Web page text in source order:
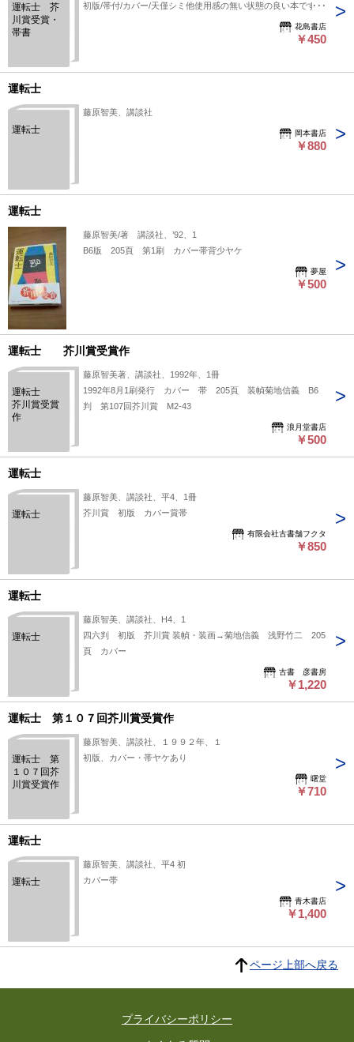
運転士 芥
川賞受賞・
帯書
初版/帯付/カバー/天僅シミ他使用感の無い状態の良い本です。
花島書店
￥450
運転士
運転士
藤原智美、講談社
岡本書店
￥880
運転士
藤原智美/著 講談社、’92、1
B6版 205頁 第1刷 カバー帯背少ヤケ
夢屋
￥500
運転士 芥川賞受賞作
運転士
芥川賞受賞
作
藤原智美著、講談社、1992年、1冊
1992年8月1刷発行 カバー 帯 205頁 装幀菊地信義 B6
判 第107回芥川賞 M2-43
浪月堂書店
￥500
運転士
運転士
藤原智美、講談社、平4、1冊
芥川賞 初版 カバー賞帯
有限会社古書舗フクタ
￥850
運転士
運転士
藤原智美、講談社、H4、1
四六判 初版 芥川賞 装幀・装画→菊地信義 浅野竹二 205
頁 カバー
古書 彦書房
￥1,220
運転士 第１０７回芥川賞受賞作
運転士 第
１０７回芥
川賞受賞作
藤原智美、講談社、１９９２年、１
初版、カバー・帯ヤケあり
曙堂
￥710
運転士
運転士
藤原智美、講談社、平4 初
カバー帯
青木書店
￥1,400
ページ上部へ戻る
プライバシーポリシー